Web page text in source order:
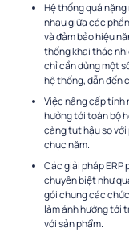
Hệ thống quá
nhau giữa các
và đảm bảo hiệu
thống khai thác
chỉ cần dùng một
hệ thống, dẫn đến
Việc nâng cấp tính
hưởng tới toàn bộ
càng tụt hậu so
chục năm.
Các giải pháp ERP
chuyên biệt như
gói chung các
làm ảnh hưởng tới
với sản phẩm.